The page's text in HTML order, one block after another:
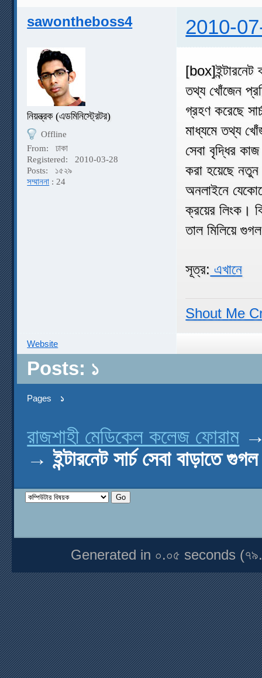
sawontheboss4 2010-
নিয়ন্ত্রক (এডমিনিস্ট্রেটর)
Offline
From:
ঢাকা
Registered:
2010-03-28
Posts:
১৫২৯
সম্মাননা : 24
[box]ইন্টারনেট
তথ্য খোঁজেন
গ্রহণ করেছে
মাধ্যমে তথ্য
সেবা বৃদ্ধির
করা হয়েছে নতুন
অনলাইনে
ক্রয়ের লিংক।
তাল মিলিয়ে
সূত্র: এখানে
Shout Me
Website
Posts: ১
Pages ১
রাজশাহী মেডিকেল কলেজ ফোরাম
→ইন্টারনেট সার্চ সেবা বাড়াতে
Generated in ০.০৫ seconds